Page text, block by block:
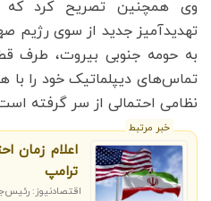
وی همچنین تصریح کرد که
تهدیدآمیز جدید از سوی رژیم
به حومه جنوبی بیروت، طرف
تماس‌های دیپلماتیک خود را
نظامی احتمالی از سر گرفته
خبر مرتبط
اعلام زمان
ترامپ
اقتصادنیوز: